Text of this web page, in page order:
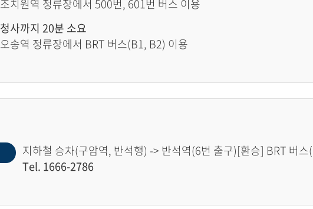
조치원역 정류장에서 500번, 601번 버스 이용
청사까지 20분 소요
오송역 정류장에서 BRT 버스(B1, B2) 이용
지하철 승차(구암역, 반석행) -> 반석역(6번 출구)[환승] BRT 버스
Tel. 1666-2786